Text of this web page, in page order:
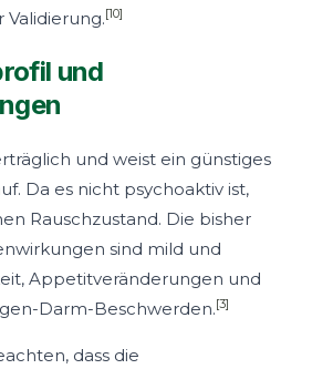
[10]
und
und weist ein günstiges
Da es nicht psychoaktiv ist,
Rauschzustand. Die bisher
sind mild und
Appetitveränderungen und
Darm-Beschwerden.[3]
dass die